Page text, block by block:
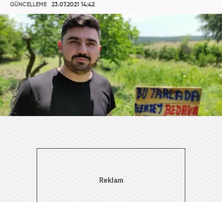
GÜNCELLEME
23.07.2021 14:42